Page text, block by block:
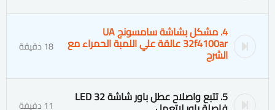
4. مشكل بشاشة سامسونج UA
32f4100ar عالقة علي اللمبة الحمراء مع
الشرح 18 دقيقة
5. تتبع واصلاح عطل باور شاشة LED 32 11 دقيقة